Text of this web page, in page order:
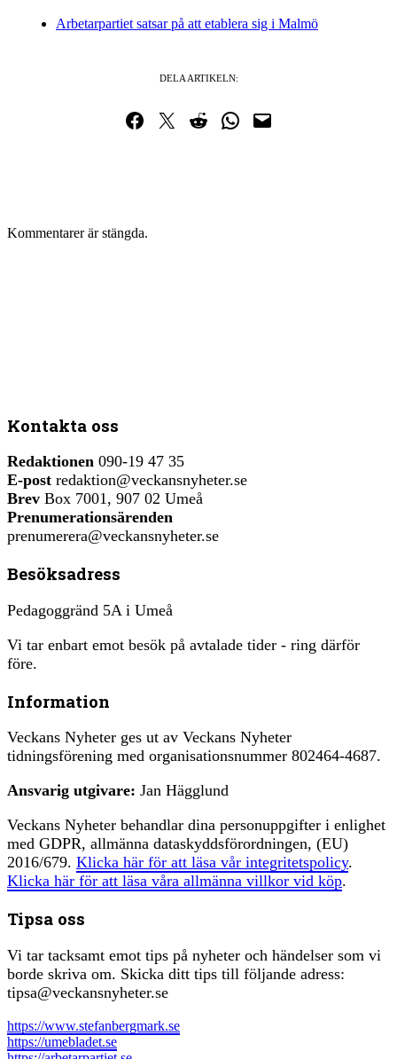
Arbetarpartiet satsar på att etablera sig i Malmö
DELA ARTIKELN:
Dela på Facebook
Dela på TwitterDela på RedditDela i WhatsApp
Maila en länk
Kommentarer är stängda.
Kontakta oss
Redaktionen 090-19 47 35
E-post redaktion@veckansnyheter.se
Brev Box 7001, 907 02 Umeå
Prenumerationsärenden
prenumerera@veckansnyheter.se
Besöksadress
Pedagoggränd 5A i Umeå
Vi tar enbart emot besök på avtalade tider - ring därför
före.
Information
Veckans Nyheter ges ut av Veckans Nyheter
tidningsförening med organisationsnummer 802464-4687.
Ansvarig utgivare: Jan Hägglund
Veckans Nyheter behandlar dina personuppgifter i enlighet
med GDPR, allmänna dataskyddsförordningen, (EU)
2016/679. Klicka här för att läsa vår integritetspolicy.
Klicka här för att läsa våra allmänna villkor vid köp.
Tipsa oss
Vi tar tacksamt emot tips på nyheter och händelser som vi
borde skriva om. Skicka ditt tips till följande adress:
tipsa@veckansnyheter.se
https://www.stefanbergmark.se
https://umebladet.se